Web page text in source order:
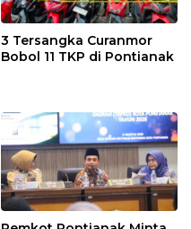
3 Tersangka Curanmor
Bobol 11 TKP di Pontianak